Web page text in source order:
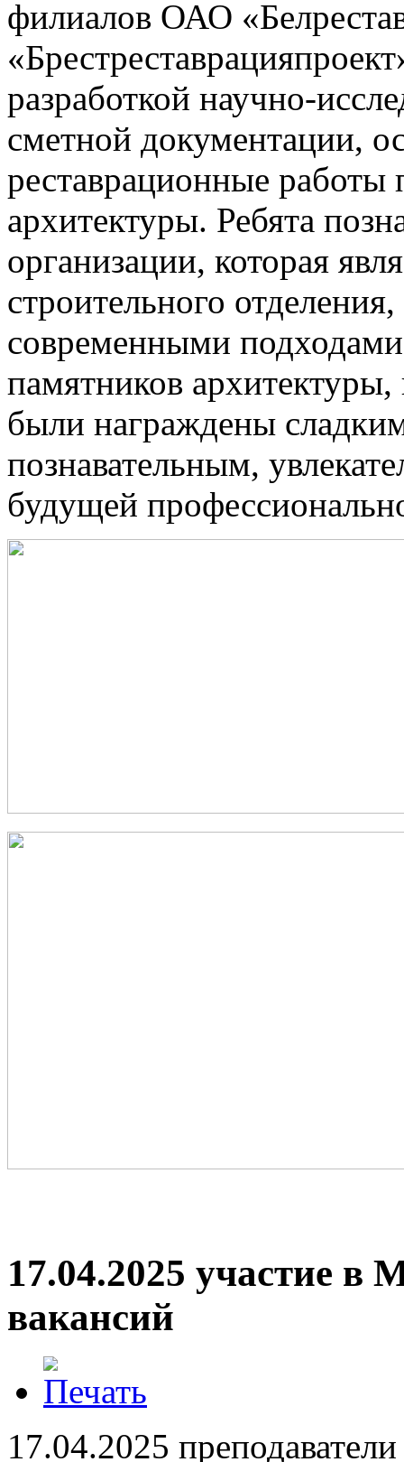
филиалов ОАО
разработкой научно-
сметной документации,
реставрационные работы
архитектуры. Ребята
организации, которая
строительного
современными
памятников
были награждены
познавательным,
будущей
17.04.2025 участие в
вакансий
17.04.2025